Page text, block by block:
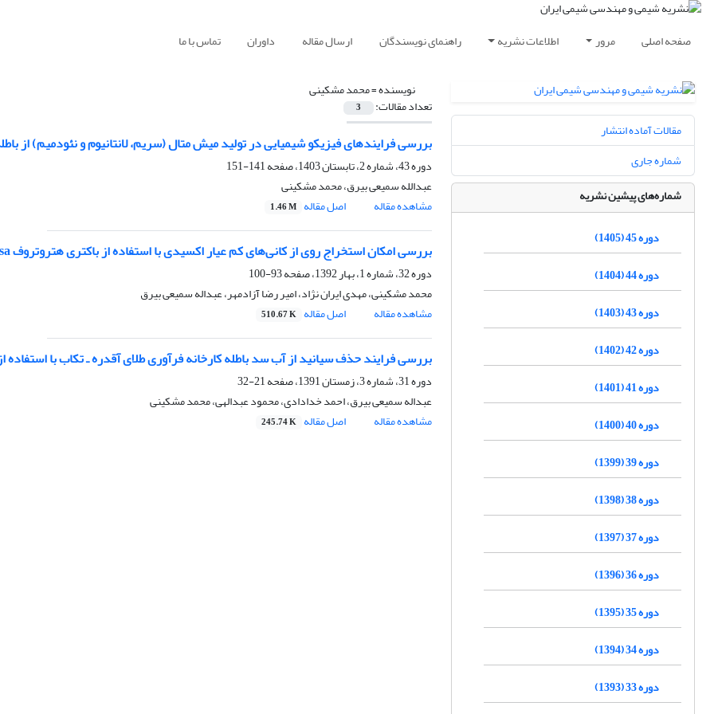
صفحه اصلی مرور اطلاعات نشریه راهنمای نویسندگان ارسال مقاله داوران تماس با ما
نویسنده =محمد مشکینی
تعداد مقالات: 3
بررسی فرایندهای فیزیکو شیمیایی در تولید میش متال (سریم، لانتانیوم و نئودمیم) از
دوره 43، شماره 2، تابستان 1403، صفحه
141-151
عبدالله سمیعی بیرق، محمد مشکینی
مشاهده مقاله
اصل مقاله 1.46 M
بررسی امکان استخراج روی از کانی‌های کم عیار اکسیدی با استفاده از باکتری هتروتروف Pseudomonas aeruginosa و تطبیق باکتری به غلظت بالای یون روی
دوره 32، شماره 1، بهار 1392، صفحه
93-100
محمد مشکینی، مهدی ایران نژاد، امیر رضا آزادمهر، عبداله سمیعی بیرق
مشاهده مقاله
اصل مقاله 510.67 K
بررسی فرایند حذف سیانید از آب سد باطله کارخانه فرآوری طلای آقدره ـ تکاب با استفاده
دوره 31، شماره 3، زمستان 1391، صفحه
21-32
عبداله سمیعی بیرق، احمد خدادادی، محمود عبدالهی، محمد مشکینی
مشاهده مقاله
اصل مقاله 245.74 K
مقالات آماده انتشار
شماره جاری
شماره‌های پیشین نشریه
دوره 45 (1405)
دوره 44 (1404)
دوره 43 (1403)
دوره 42 (1402)
دوره 41 (1401)
دوره 40 (1400)
دوره 39 (1399)
دوره 38 (1398)
دوره 37 (1397)
دوره 36 (1396)
دوره 35 (1395)
دوره 34 (1394)
دوره 33 (1393)